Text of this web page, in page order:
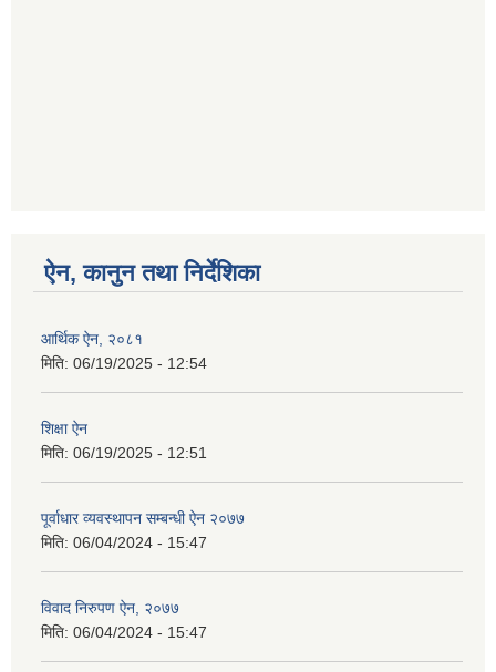
ऐन, कानुन तथा निर्देशिका
आर्थिक ऐन, २०८१
मिति: 06/19/2025 - 12:54
शिक्षा ऐन
मिति: 06/19/2025 - 12:51
पूर्वाधार व्यवस्थापन सम्बन्धी ऐन २०७७
मिति: 06/04/2024 - 15:47
विवाद निरुपण ऐन, २०७७
मिति: 06/04/2024 - 15:47